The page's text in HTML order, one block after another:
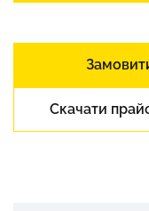
Скачати